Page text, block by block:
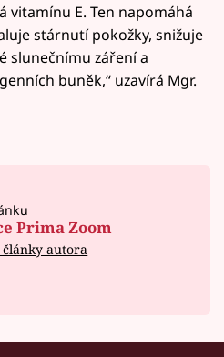
vitamínu E. Ten napomáhá
stárnutí pokožky, snižuje
slunečnímu záření a
buněk,“ uzavírá Mgr.
Prima Zoom
články autora